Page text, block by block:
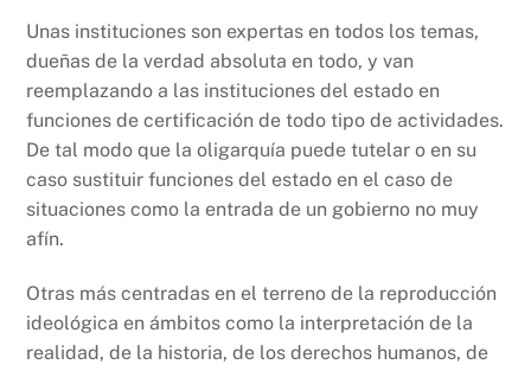
Unas instituciones son expertas en todos los temas,
dueñas de la verdad absoluta en todo, y van
reemplazando a las instituciones del estado en
funciones de certificación de todo tipo de actividades.
De tal modo que la oligarquía puede tutelar o en su
caso sustituir funciones del estado en el caso de
situaciones como la entrada de un gobierno no muy
afín.
Otras más centradas en el terreno de la reproducción
ideológica en ámbitos como la interpretación de la
realidad, de la historia, de los derechos humanos, de